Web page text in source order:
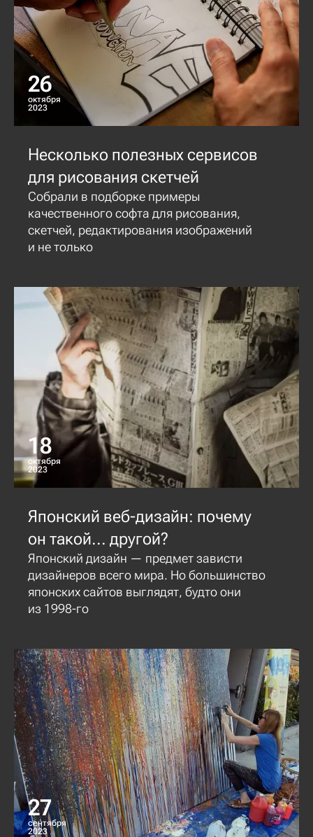
26
октября
2023
Несколько полезных сервисов
для рисования скетчей
Собрали в подборке примеры
качественного софта для рисования,
скетчей, редактирования изображений
и не только
18
октября
2023
Японский веб-дизайн: почему
он такой... другой?
Японский дизайн — предмет зависти
дизайнеров всего мира. Но большинство
японских сайтов выглядят, будто они
из 1998-го
27
сентября
2023